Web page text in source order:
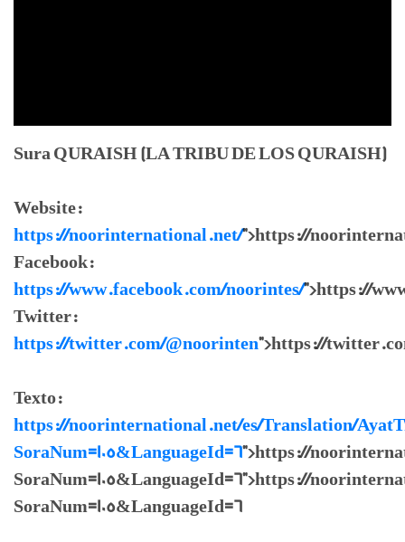
Sura QURAISH (LA TRIBU DE LOS QURAISH)
Website:
https://noorinternational.net/">https://
Facebook:
https://www.facebook.com/noorintes/">https://
Twitter:
https://twitter.com/@noorinten">https://
Texto:
https://noorinternational.net/es/Translation/
SoraNum=105&LanguageId=6">https://
SoraNum=105&LanguageId=6">https://
SoraNum=105&LanguageId=6